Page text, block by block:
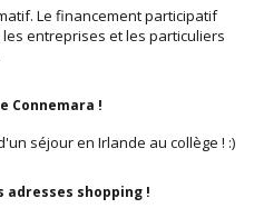
Le financement participatif
entreprises et les particuliers
Connemara !
séjour en Irlande au collège ! :)
adresses shopping !